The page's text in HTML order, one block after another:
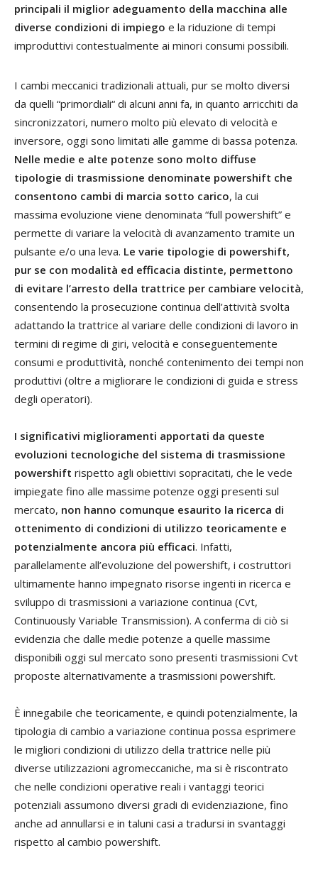
principali il miglior adeguamento della macchina alle
diverse condizioni di impiego e la riduzione di tempi
improduttivi contestualmente ai minori consumi possibili.
I cambi meccanici tradizionali attuali, pur se molto diversi
da quelli “primordiali“ di alcuni anni fa, in quanto arricchiti da
sincronizzatori, numero molto più elevato di velocità e
inversore, oggi sono limitati alle gamme di bassa potenza.
Nelle medie e alte potenze sono molto diffuse
tipologie di trasmissione denominate powershift che
consentono cambi di marcia sotto carico, la cui
massima evoluzione viene denominata “full powershift” e
permette di variare la velocità di avanzamento tramite un
pulsante e/o una leva. Le varie tipologie di powershift,
pur se con modalità ed efficacia distinte, permettono
di evitare l’arresto della trattrice per cambiare velocità,
consentendo la prosecuzione continua dell’attività svolta
adattando la trattrice al variare delle condizioni di lavoro in
termini di regime di giri, velocità e conseguentemente
consumi e produttività, nonché contenimento dei tempi non
produttivi (oltre a migliorare le condizioni di guida e stress
degli operatori).
I significativi miglioramenti apportati da queste
evoluzioni tecnologiche del sistema di trasmissione
powershift rispetto agli obiettivi sopracitati, che le vede
impiegate fino alle massime potenze oggi presenti sul
mercato, non hanno comunque esaurito la ricerca di
ottenimento di condizioni di utilizzo teoricamente e
potenzialmente ancora più efficaci. Infatti,
parallelamente all’evoluzione del powershift, i costruttori
ultimamente hanno impegnato risorse ingenti in ricerca e
sviluppo di trasmissioni a variazione continua (Cvt,
Continuously Variable Transmission). A conferma di ciò si
evidenzia che dalle medie potenze a quelle massime
disponibili oggi sul mercato sono presenti trasmissioni Cvt
proposte alternativamente a trasmissioni powershift.
È innegabile che teoricamente, e quindi potenzialmente, la
tipologia di cambio a variazione continua possa esprimere
le migliori condizioni di utilizzo della trattrice nelle più
diverse utilizzazioni agromeccaniche, ma si è riscontrato
che nelle condizioni operative reali i vantaggi teorici
potenziali assumono diversi gradi di evidenziazione, fino
anche ad annullarsi e in taluni casi a tradursi in svantaggi
rispetto al cambio powershift.